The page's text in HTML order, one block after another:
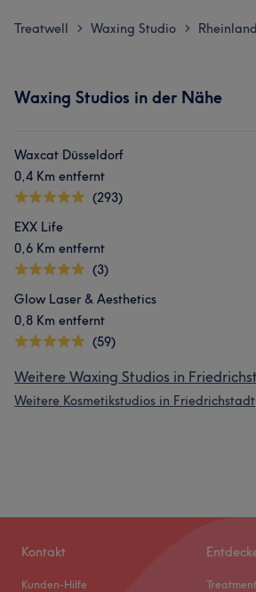
Treatwell > Waxing Studio > Rheinland
Waxing Studios in der Nähe
Waxcat Düsseldorf
0,4 Km entfernt
(293)
EXX Life
0,6 Km entfernt
(3)
Glow Laser & Aesthetics
0,8 Km entfernt
(59)
Weitere Waxing Studios in
Weitere Kosmetikstudios in
Kontakt
Kunden-Hilfe